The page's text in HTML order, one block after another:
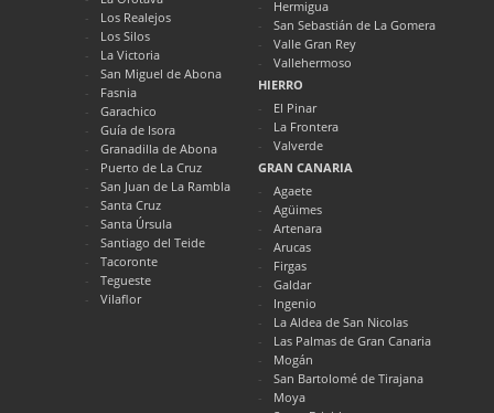
Los Realejos
Los Silos
La Victoria
San Miguel de Abona
Fasnia
Garachico
Guía de Isora
Granadilla de Abona
Puerto de La Cruz
San Juan de La Rambla
Santa Cruz
Santa Úrsula
Santiago del Teide
Tacoronte
Tegueste
Vilaflor
Hermigua
San Sebastián de La Gomera
Valle Gran Rey
Vallehermoso
HIERRO
El Pinar
La Frontera
Valverde
GRAN CANARIA
Agaete
Agüimes
Artenara
Arucas
Firgas
Galdar
Ingenio
La Aldea de San Nicolas
Las Palmas de Gran Canaria
Mogán
San Bartolomé de Tirajana
Moya